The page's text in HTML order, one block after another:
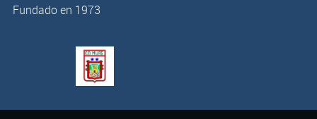
Fundado en 1973